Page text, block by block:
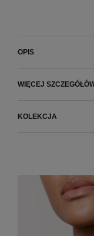
OPIS
WIĘCEJ
KOLEKCJA